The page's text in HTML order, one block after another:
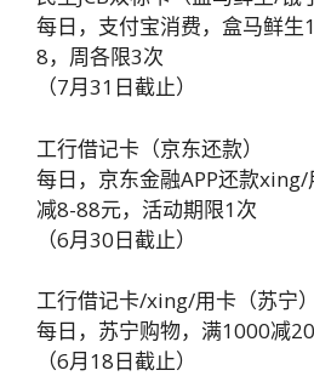
每日，支付宝消费，盒马鲜
8，周各限3次
（7月31日截止）
工行借记卡（京东还款）
每日，京东金融APP还款
减8-88元，活动期限1次
（6月30日截止）
工行借记卡/xing/用卡（苏宁）
每日，苏宁购物，满1000减
（6月18日截止）